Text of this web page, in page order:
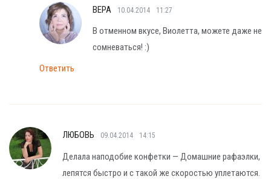
ВЕРА 10.04.2014 11:27
В отменном вкусе, Виолетта, можете даже не
сомневаться! :)
Ответить
ЛЮБОВЬ 09.04.2014 14:15
Делала наподобие конфетки — Домашние рафаэлки,
лепятся быстро и с такой же скоростью уплетаются.